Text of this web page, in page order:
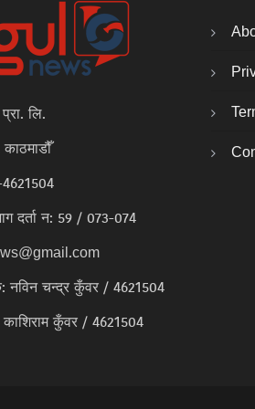
लि.
दर्ता न: 59 / 073-074
नविन चन्द्र कुँवर / 4621504
कुँवर / 4621504